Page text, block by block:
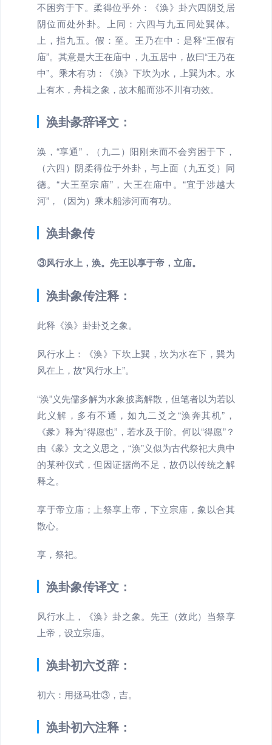
不困穷于下。柔得位乎外：《涣》卦六四阴爻居
阴位而处外卦。上同：六四与九五同处巽体。
上，指九五。假：至。王乃在中：是释“王假有
庙”。其意是大王在庙中，九五居中，故曰“王乃在
中”。乘木有功：《涣》下坎为水，上巽为木。水
上有木，舟楫之象，故木船而涉不川有功效。
涣卦彖辞译文：
涣，“享通”，（九二）阳刚来而不会穷困于下，
（六四）阴柔得位于外卦，与上面（九五爻）同
德。“大王至宗庙”，大王在庙中。“宜于涉越大
河”，（因为）乘木船涉河而有功。
涣卦象传
③风行水上，涣。先王以享于帝，立庙。
涣卦象传注释：
此释《涣》卦卦爻之象。
风行水上：《涣》下坎上巽，坎为水在下，巽为
风在上，故“风行水上”。
“涣”义先儒多解为水象披离解散，但笔者以为若以
此义解，多有不通，如九二爻之“涣奔其机”，
《彖》释为“得愿也”，若水及于阶。何以“得愿”？
由《彖》文之义思之，“涣”义似为古代祭祀大典中
的某种仪式，但因证据尚不足，故仍以传统之解
释之。
享于帝立庙；上祭享上帝，下立宗庙，象以合其
散心。
享，祭祀。
涣卦象传译文：
风行水上，《涣》卦之象。先王（效此）当祭享
上帝，设立宗庙。
涣卦初六爻辞：
初六：用拯马壮③，吉。
涣卦初六注释：